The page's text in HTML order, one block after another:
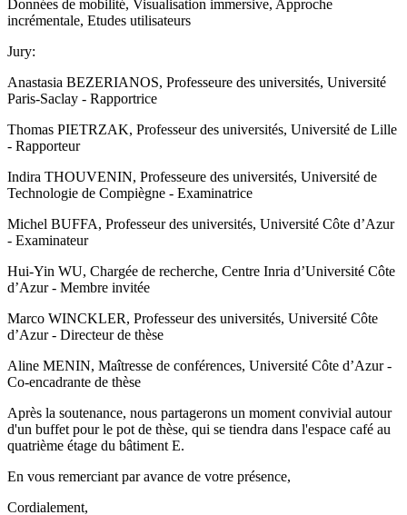
Données de mobilité, Visualisation immersive, Approche
incrémentale, Etudes utilisateurs
Jury:
Anastasia BEZERIANOS, Professeure des universités, Université
Paris-Saclay - Rapportrice
Thomas PIETRZAK, Professeur des universités, Université de Lille
- Rapporteur
Indira THOUVENIN, Professeure des universités, Université de
Technologie de Compiègne - Examinatrice
Michel BUFFA, Professeur des universités, Université Côte d’Azur
- Examinateur
Hui-Yin WU, Chargée de recherche, Centre Inria d’Université Côte
d’Azur - Membre invitée
Marco WINCKLER, Professeur des universités, Université Côte
d’Azur - Directeur de thèse
Aline MENIN, Maîtresse de conférences, Université Côte d’Azur -
Co-encadrante de thèse
Après la soutenance, nous partagerons un moment convivial autour
d'un buffet pour le pot de thèse, qui se tiendra dans l'espace café au
quatrième étage du bâtiment E.
En vous remerciant par avance de votre présence,
Cordialement,